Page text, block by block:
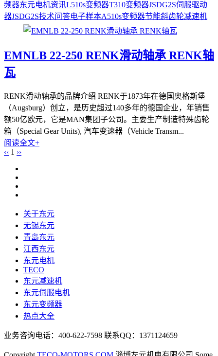
频器东元电机资讯L510s变频器T310变频器JSDG2S伺服驱动
器JSDG2S技术问答电子样本A510s变频器节能斜齿轮减速机
EMNLB 22-250 RENK滑动轴承 RENK轴
瓦
RENK滑动轴承的品牌介绍 RENK于1873年在德国奥格斯堡
（Augsburg）创立，是历史超过140多年的德国企业，年销售
额50亿欧元，它是MAN集团子公司。主要生产制造特殊齿轮
箱（Special Gear Units), 汽车变速器（Vehicle Transm...
阅读全文+
‹‹ 1 ››
关于东元
无锡东元
青岛东元
江西东元
东元电机
TECO
东元减速机
东元伺服电机
东元变频器
热点大全
业务咨询电话：400-622-7598 联系QQ：1371124659